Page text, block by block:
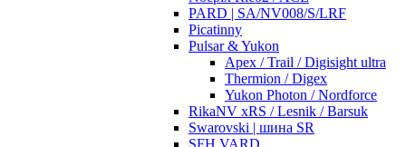
PARD | SA/NV008/S/LRF
Picatinny
Pulsar & Yukon
Apex / Trail / Digisight ultra
Thermion / Digex
Yukon Photon / Nordforce
RikaNV xRS / Lesnik / Barsuk
Swarovski | шина SR
SFH VARD